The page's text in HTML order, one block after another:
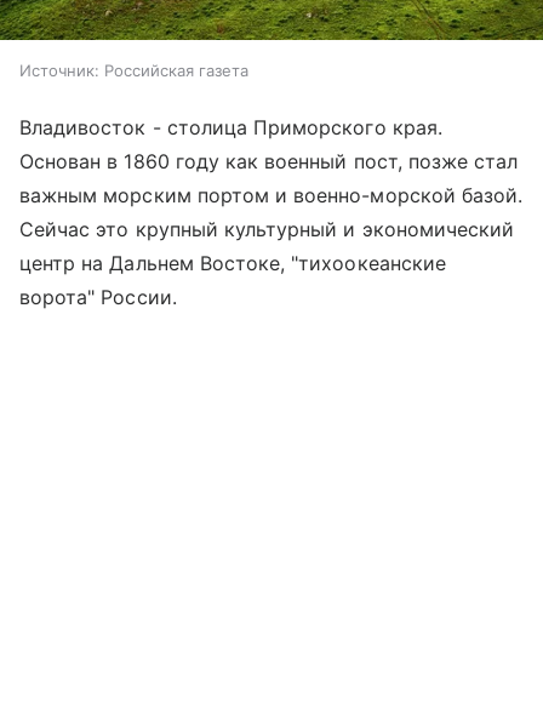
Источник: Российская газета
Владивосток - столица Приморского края.
Основан в 1860 году как военный пост, позже стал
важным морским портом и военно-морской базой.
Сейчас это крупный культурный и экономический
центр на Дальнем Востоке, "тихоокеанские
ворота" России.